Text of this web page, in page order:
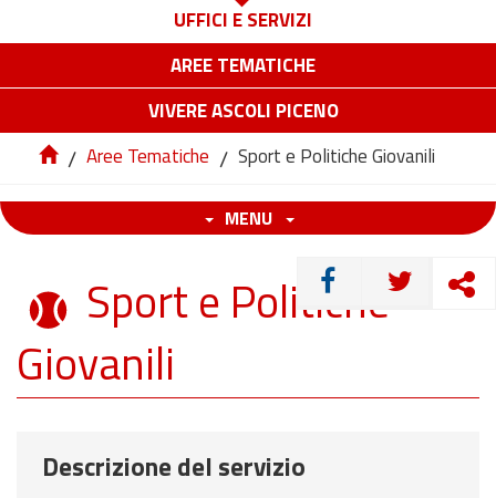
UFFICI E SERVIZI
AREE TEMATICHE
VIVERE ASCOLI PICENO
/ Aree Tematiche / Sport e Politiche Giovanili
MENU
CONDIVIDI
Sport e Politiche
Giovanili
Descrizione del servizio